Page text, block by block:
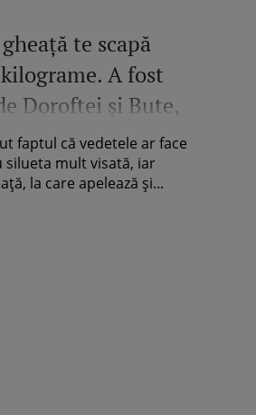
te scapă
A fost
Doroftei şi Bute,
de la
faptul că vedetele ar face
silueta mult visată, iar
la care apelează şi...